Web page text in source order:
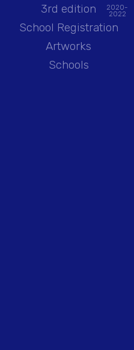
3rd edition 2020-
2022
School Registration
Artworks
Schools